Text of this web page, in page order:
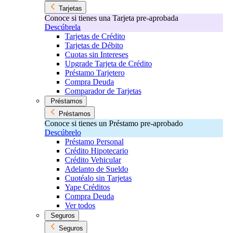
Tarjetas
Conoce si tienes una Tarjeta pre-aprobada
Descúbrela
Tarjetas de Crédito
Tarjetas de Débito
Cuotas sin Intereses
Upgrade Tarjeta de Crédito
Préstamo Tarjetero
Compra Deuda
Comparador de Tarjetas
Préstamos
Préstamos
Conoce si tienes un Préstamo pre-aprobado
Descúbrelo
Préstamo Personal
Crédito Hipotecario
Crédito Vehicular
Adelanto de Sueldo
Cuotéalo sin Tarjetas
Yape Créditos
Compra Deuda
Ver todos
Seguros
Seguros